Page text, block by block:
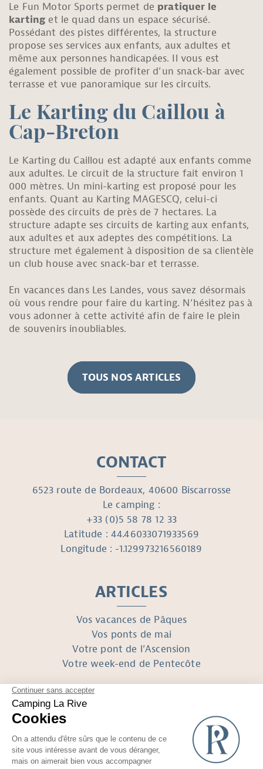
Le Fun Motor Sports permet de pratiquer le
karting et le quad dans un espace sécurisé.
Possédant des pistes différentes, la structure
propose ses services aux enfants, aux adultes et
même aux personnes handicapées. Il vous est
également possible de profiter d’un snack-bar avec
terrasse et vue panoramique sur les circuits.
Le Karting du Caillou à
Cap-Breton
Le Karting du Caillou est adapté aux enfants comme
aux adultes. Le circuit de la structure fait environ 1
000 mètres. Un mini-karting est proposé pour les
enfants. Quant au Karting MAGESCQ, celui-ci
possède des circuits de près de 7 hectares. La
structure adapte ses circuits de karting aux enfants,
aux adultes et aux adeptes des compétitions. La
structure met également à disposition de sa clientèle
un club house avec snack-bar et terrasse.
En vacances dans Les Landes, vous savez désormais
où vous rendre pour faire du karting. N’hésitez pas à
vous adonner à cette activité afin de faire le plein
de souvenirs inoubliables.
TOUS NOS ARTICLES
CONTACT
6523 route de Bordeaux, 40600 Biscarrosse
Le camping :
+33 (0)5 58 78 12 33
Latitude : 44.46033071933569
Longitude : -1.129973216560189
ARTICLES
Vos vacances de Pâques
Vos ponts de mai
Votre pont de l’Ascension
Votre week-end de Pentecôte
SUIVEZ-NOUS